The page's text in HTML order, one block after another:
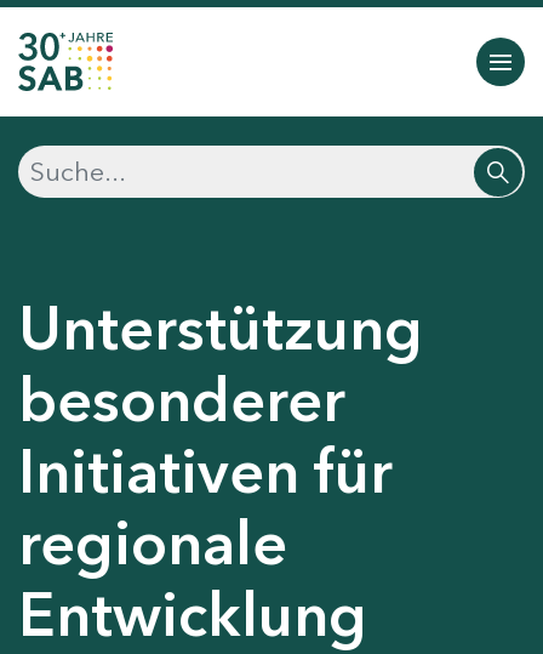
Unterstützung
besonderer
Initiativen für
regionale
Entwicklung